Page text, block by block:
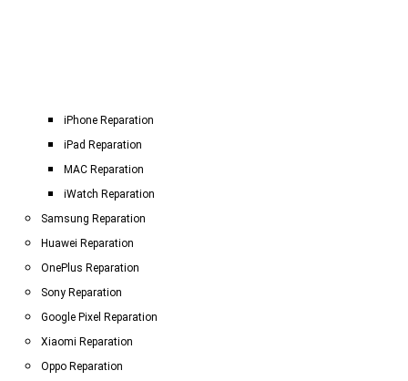
iPhone Reparation
iPad Reparation
MAC Reparation
iWatch Reparation
Samsung Reparation
Huawei Reparation
OnePlus Reparation
Sony Reparation
Google Pixel Reparation
Xiaomi Reparation
Oppo Reparation